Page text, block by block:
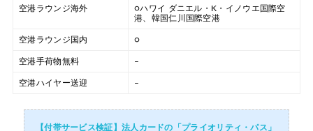
空港ラウンジ海外
○ハワイ ダニエル・K・イノウエ国際空
港、韓国仁川国際空港
空港ラウンジ国内 ○
空港手荷物無料 –
空港ハイヤー送迎 –
【付帯サービス検証】法人カードの「プライオリティ・パス」